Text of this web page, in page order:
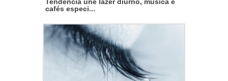
Tendência une lazer diurno, música e
cafés especi...